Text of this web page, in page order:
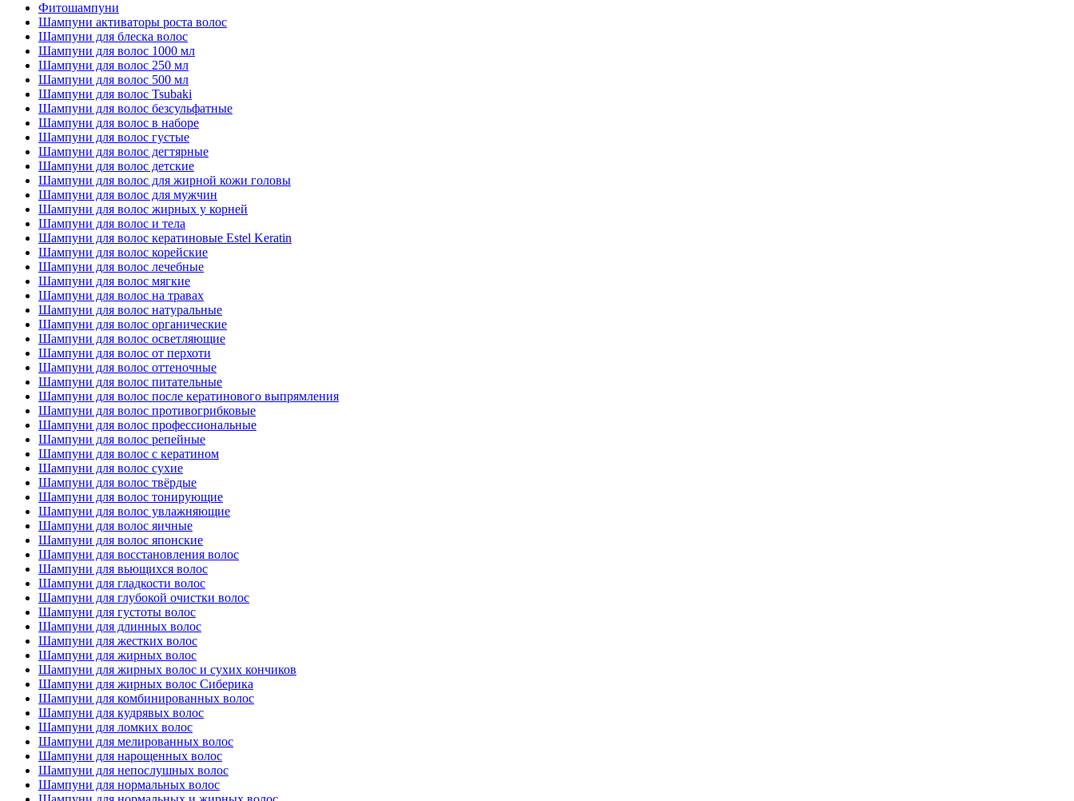
Фитошампуни
Шампуни активаторы роста волос
Шампуни для блеска волос
Шампуни для волос 1000 мл
Шампуни для волос 250 мл
Шампуни для волос 500 мл
Шампуни для волос Tsubaki
Шампуни для волос безсульфатные
Шампуни для волос в наборе
Шампуни для волос густые
Шампуни для волос дегтярные
Шампуни для волос детские
Шампуни для волос для жирной кожи головы
Шампуни для волос для мужчин
Шампуни для волос жирных у корней
Шампуни для волос и тела
Шампуни для волос кератиновые Estel Keratin
Шампуни для волос корейские
Шампуни для волос лечебные
Шампуни для волос мягкие
Шампуни для волос на травах
Шампуни для волос натуральные
Шампуни для волос органические
Шампуни для волос осветляющие
Шампуни для волос от перхоти
Шампуни для волос оттеночные
Шампуни для волос питательные
Шампуни для волос после кератинового выпрямления
Шампуни для волос противогрибковые
Шампуни для волос профессиональные
Шампуни для волос репейные
Шампуни для волос с кератином
Шампуни для волос сухие
Шампуни для волос твёрдые
Шампуни для волос тонирующие
Шампуни для волос увлажняющие
Шампуни для волос яичные
Шампуни для волос японские
Шампуни для восстановления волос
Шампуни для вьющихся волос
Шампуни для гладкости волос
Шампуни для глубокой очистки волос
Шампуни для густоты волос
Шампуни для длинных волос
Шампуни для жестких волос
Шампуни для жирных волос
Шампуни для жирных волос и сухих кончиков
Шампуни для жирных волос Сиберика
Шампуни для комбинированных волос
Шампуни для кудрявых волос
Шампуни для ломких волос
Шампуни для мелированных волос
Шампуни для нарощенных волос
Шампуни для непослушных волос
Шампуни для нормальных волос